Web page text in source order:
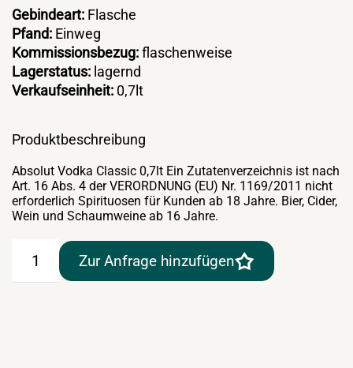
Gebindeart: Flasche
Pfand: Einweg
Kommissionsbezug:flaschenweise
Lagerstatus: lagernd
Verkaufseinheit: 0,7lt
Produktbeschreibung
Absolut Vodka Classic 0,7lt Ein Zutatenverzeichnis ist nach
Art. 16 Abs. 4 der VERORDNUNG (EU) Nr. 1169/2011 nicht
erforderlich Spirituosen für Kunden ab 18 Jahre. Bier, Cider,
Wein und Schaumweine ab 16 Jahre.
Vodka
Zur Anfrage hinzufügen